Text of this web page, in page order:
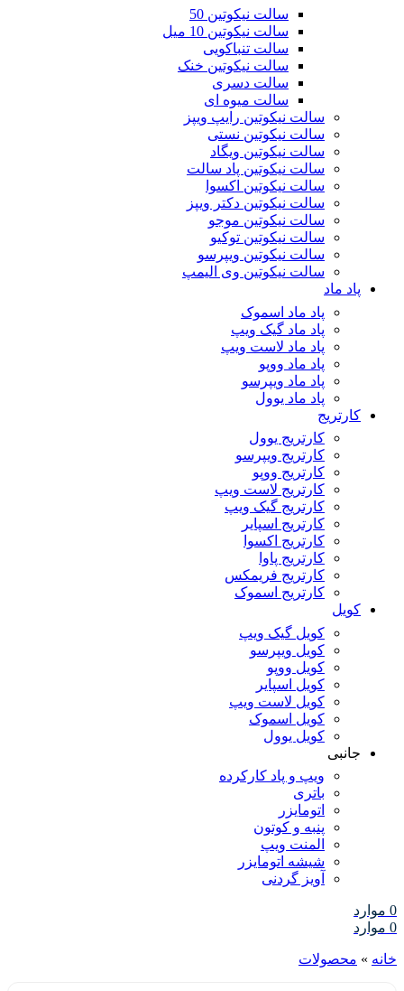
سالت نیکوتین 50
سالت نیکوتین 10 میل
سالت تنباکویی
سالت نیکوتین خنک
سالت دسری
سالت میوه ای
سالت نیکوتین رایپ ویپز
سالت نیکوتین نستی
سالت نیکوتین ویگاد
سالت نیکوتین پاد سالت
سالت نیکوتین اکسوا
سالت نیکوتین دکتر ویپز
سالت نیکوتین موجو
سالت نیکوتین توکیو
سالت نیکوتین ویپرسو
سالت نیکوتین وی الیمپ
پاد ماد
پاد ماد اسموک
پاد ماد گیک ویپ
پاد ماد لاست ویپ
پاد ماد ووپو
پاد ماد ویپرسو
پاد ماد یوول
کارتریج
کارتریج یوول
کارتریج ویپرسو
کارتریج ووپو
کارتریج لاست ویپ
کارتریج گیک ویپ
کارتریج اسپایر
کارتریج اکسوا
کارتریج پاوا
کارتریج فریمکس
کارتریج اسموک
کویل
کویل گیک ویپ
کویل ویپرسو
کویل ووپو
کویل اسپایر
کویل لاست ویپ
کویل اسموک
کویل یوول
جانبی
ویپ و پاد کارکرده
باتری
اتومایزر
پنبه و کوتون
المنت ویپ
شیشه اتومایزر
آویز گردنی
0 موارد
0 موارد
خانه » محصولات